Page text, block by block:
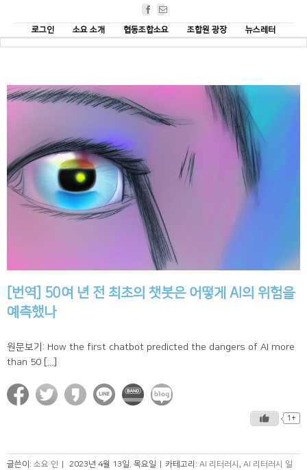
Facebook
로그인
소요 소개 협동조합소요 조합원 광장 뉴스레터
[번역] 50여 년 전 최초의 챗봇은 어떻게 AI의 위험을
예측했나
원문보기: How the first chatbot predicted the dangers of AI more
than 50 [...]
1+
글쓴이: 소요 인 | 2023년 4월 13일. 목요일 | 카테고리: AI 리터러시 , AI 리터러시 일